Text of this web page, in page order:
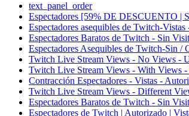
text_panel_order
Espectadores [59% DE DESCUENTO |
Espectadores asequibles de Twitch-
Espectadores Baratos de Twitch - Sin
Espectadores Asequibles de Twitch-Sin
Twitch Live Stream Views - No Views -
Twitch Live Stream Views - With Views
Contracción Espectadores - Vistas -
Twitch Live Stream Views - Different
Espectadores Baratos de Twitch - Sin
Espectadores de Twitch | Autorizado |